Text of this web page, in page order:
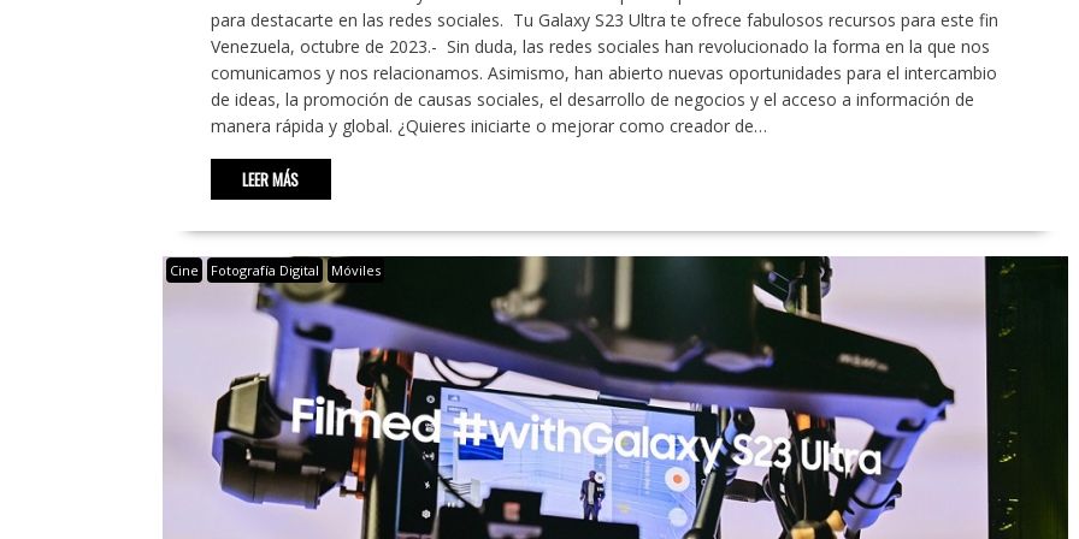
para destacarte en las redes sociales. Tu Galaxy S23 Ultra te ofrece fabulosos recursos para este fin
Venezuela, octubre de 2023.- Sin duda, las redes sociales han revolucionado la forma en la que nos
comunicamos y nos relacionamos. Asimismo, han abierto nuevas oportunidades para el intercambio
de ideas, la promoción de causas sociales, el desarrollo de negocios y el acceso a información de
manera rápida y global. ¿Quieres iniciarte o mejorar como creador de…
LEER MÁS
Cine Fotografía Digital Móviles